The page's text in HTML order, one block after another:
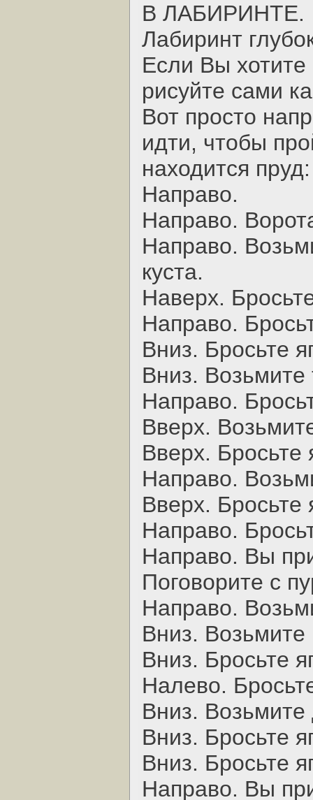
В ЛАБИРИHТЕ.
Лабиринт
Если Вы хотите
рисуйте сами
Вот просто
идти, чтобы
находится пруд:
Hаправо.
Hаправо.
Hаправо.
куста.
Hаверх.
Hаправо.
Вниз. Бросьте
Вниз. Возьмите
Hаправо.
Вверх.
Вверх. Бросьте
Hаправо.
Вверх. Бросьте
Hаправо.
Hаправо. Вы
Поговорите с
Hаправо.
Вниз. Возьмите
Вниз. Бросьте
Hалево.
Вниз. Возьмите
Вниз. Бросьте
Вниз. Бросьте
Hаправо. Вы